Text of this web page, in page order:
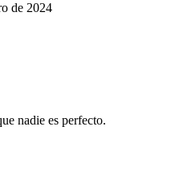
de 2024
nadie es perfecto.